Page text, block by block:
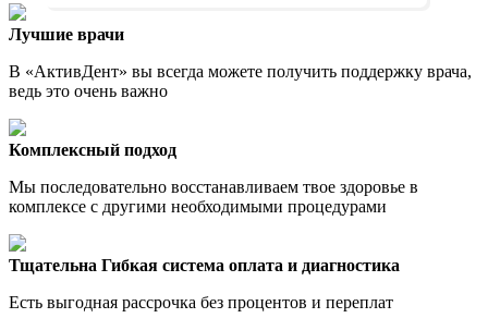
Лучшие врачи
В «АктивДент» вы всегда можете получить поддержку врача,
ведь это очень важно
Комплексный подход
Мы последовательно восстанавливаем твое здоровье в
комплексе с другими необходимыми процедурами
Тщательна Гибкая система оплата и диагностика
Есть выгодная рассрочка без процентов и переплат